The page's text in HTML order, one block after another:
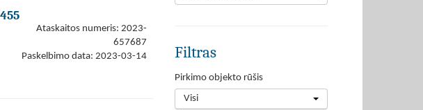
Ataskaitos numeris: 2023-
657687
Paskelbimo data: 2023-03-14
Filtras
Pirkimo objekto rūšis
Visi